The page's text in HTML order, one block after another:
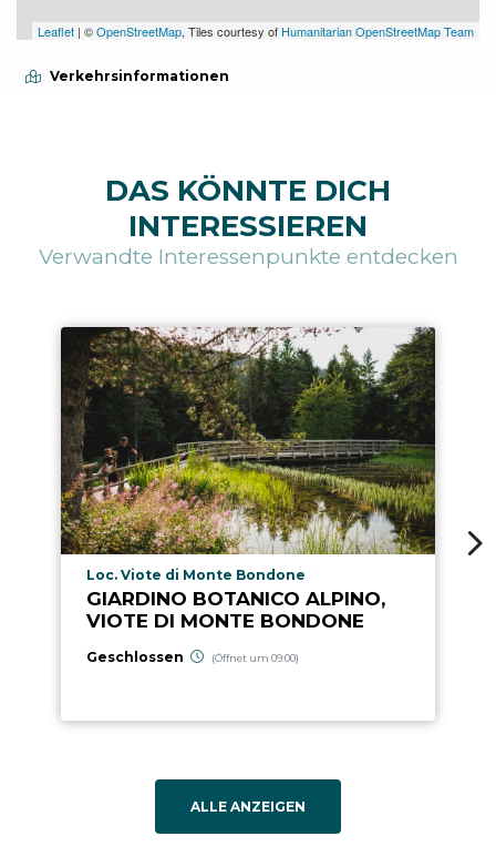
Leaflet | ©OpenStreetMap, Tiles courtesy of Humanitarian OpenStreetMap Team
Verkehrsinformationen
DAS KÖNNTE DICH
INTERESSIEREN
Verwandte Interessenpunkte entdecken
aria.poi_location_prefix
Loc. Viote di Monte Bondone
GIARDINO BOTANICO ALPINO,
VIOTE DI MONTE BONDONE
Geschlossen (Öffnet um 09:00)
ALLE ANZEIGEN